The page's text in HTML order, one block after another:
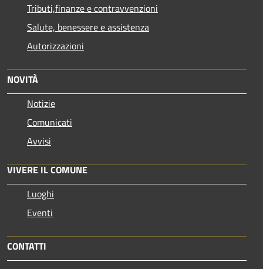
Tributi,finanze e contravvenzioni
Salute, benessere e assistenza
Autorizzazioni
NOVITÀ
Notizie
Comunicati
Avvisi
VIVERE IL COMUNE
Luoghi
Eventi
CONTATTI